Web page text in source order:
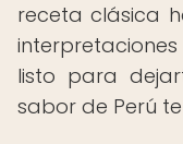
receta clásica
listo para
sabor de Perú